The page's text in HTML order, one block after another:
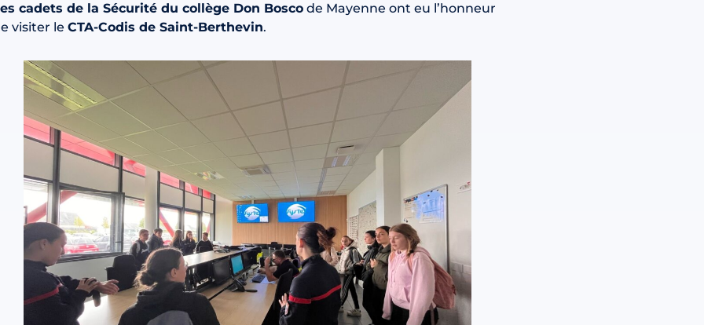
cadets de la Sécurité du collège Don Boscode Mayenne ont eu l’honneur
visiter le CTA-Codis de Saint-Berthevin.